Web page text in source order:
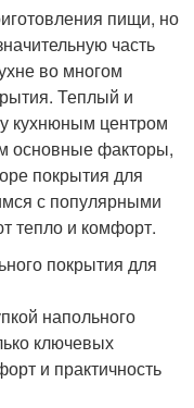
пищи, но
часть
во многом
Теплый и
кухнюным центром
основные факторы,
покрытия для
с популярными
тепло и комфорт.
покрытия для
напольного
ключевых
и практичность